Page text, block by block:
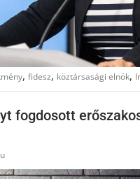
, fidesz, köztársasági elnök,
fogdosott